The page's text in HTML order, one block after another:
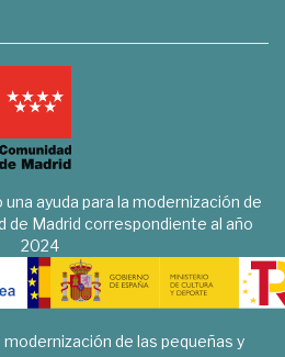
ayuda para la modernización de
de Madrid correspondiente al año
2024
modernización de las pequeñas y